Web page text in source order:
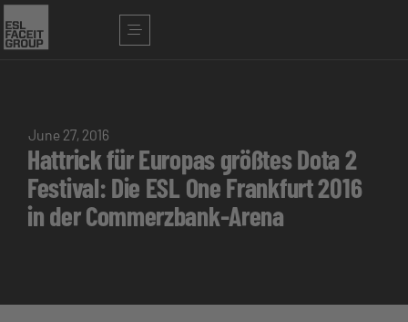
June 27, 2016
Hattrick für Europas größtes Dota 2
Festival: Die ESL One Frankfurt 2016
in der Commerzbank-Arena